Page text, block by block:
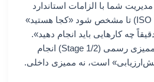
شما با الزامات استاندارد
هدف (مثلاً ISO 9001:2015) تا مشخص شود «کجا هستید»
چه کارهایی باید انجام دهید».
این کار معمولاً قبل از ممیزی رسمی (Stage 1/2) انجام
است، نه ممیزی داخلی.